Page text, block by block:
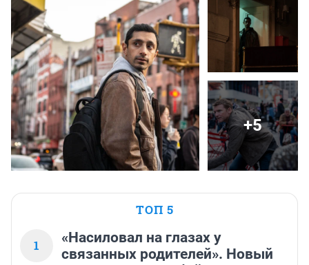
+5
ТОП 5
1
«Насиловал на глазах у
связанных родителей». Новый